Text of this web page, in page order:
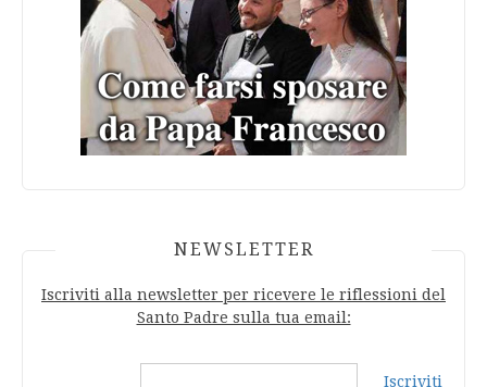
NEWSLETTER
Iscriviti alla newsletter per ricevere le riflessioni del
Santo Padre sulla tua email:
Iscriviti